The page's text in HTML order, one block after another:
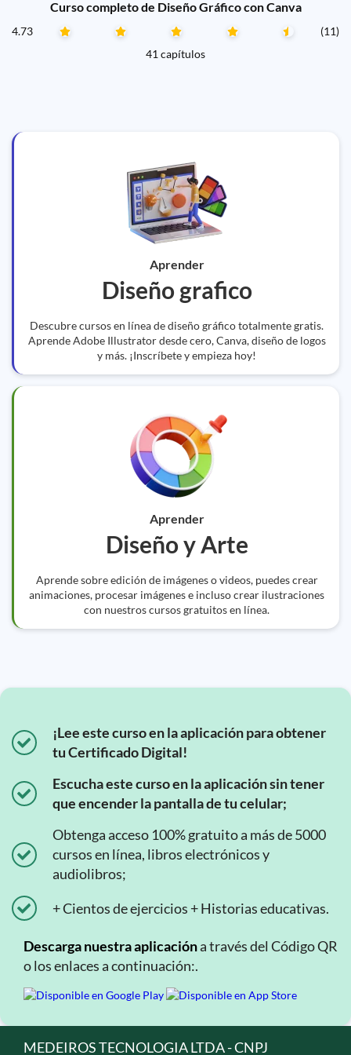
Curso completo de Diseño Gráfico con Canva
4.73
(11)
41 capítulos
Aprender
Diseño grafico
Descubre cursos en línea de diseño gráfico totalmente gratis.
Aprende Adobe Illustrator desde cero, Canva, diseño de logos
y más. ¡Inscríbete y empieza hoy!
Aprender
Diseño y Arte
Aprende sobre edición de imágenes o videos, puedes crear
animaciones, procesar imágenes e incluso crear ilustraciones
con nuestros cursos gratuitos en línea.
¡Lee este curso en la aplicación para obtener
tu Certificado Digital!
Escucha este curso en la aplicación sin tener
que encender la pantalla de tu celular;
Obtenga acceso 100% gratuito a más de 5000
cursos en línea, libros electrónicos y
audiolibros;
+ Cientos de ejercicios + Historias educativas.
Descarga nuestra aplicacióna través del Código QR
o los enlaces a continuación:.
MEDEIROS TECNOLOGIA LTDA - CNPJ